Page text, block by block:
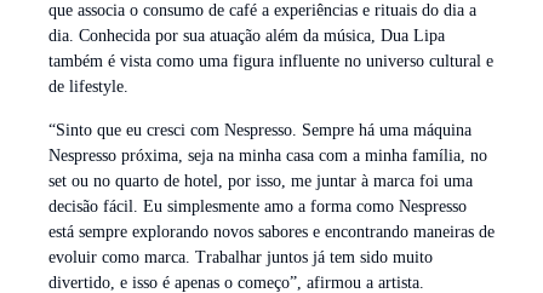
que associa o consumo de café a experiências e rituais do dia a
dia. Conhecida por sua atuação além da música, Dua Lipa
também é vista como uma figura influente no universo cultural e
de lifestyle.
“Sinto que eu cresci com Nespresso. Sempre há uma máquina
Nespresso próxima, seja na minha casa com a minha família, no
set ou no quarto de hotel, por isso, me juntar à marca foi uma
decisão fácil. Eu simplesmente amo a forma como Nespresso
está sempre explorando novos sabores e encontrando maneiras de
evoluir como marca. Trabalhar juntos já tem sido muito
divertido, e isso é apenas o começo”, afirmou a artista.